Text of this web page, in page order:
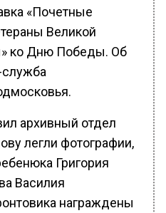
«Почетные
Великой
ко Дню Победы. Об
архивный отдел
легли фотографии,
Григория
Василия
награждены